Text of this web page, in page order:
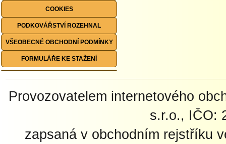
COOKIES
PODKOVÁŘSTVÍ ROZEHNAL
VŠEOBECNÉ OBCHODNÍ PODMÍNKY
FORMULÁŘE KE STAŽENÍ
Provozovatelem internetového
s.r.o., IČO:
zapsaná v obchodním rejstříku